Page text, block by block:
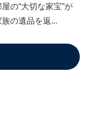
の“大切な家宝”が
の遺品を返...